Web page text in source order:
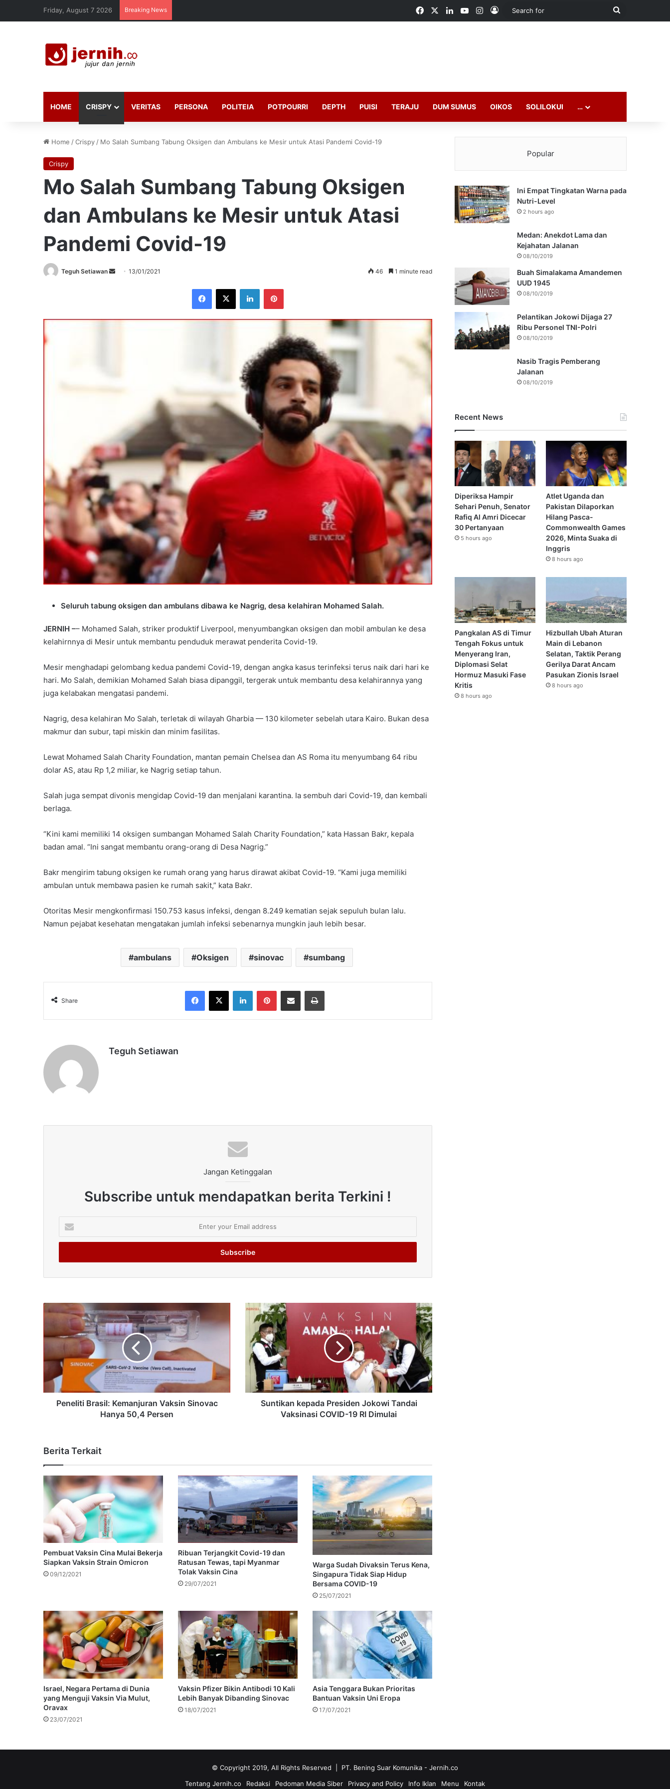
Friday, August 7 2026 Breaking News FacebookLinkedInYouTubeInstagram
Log In
Search
HOME CRISPY VERITAS PERSONA POLITEIA POTPOURRI DEPTH PUISI TERAJU DUM SUMUS OIKOS SOLILOKUI …
Home /Crispy / Mo Salah Sumbang Tabung Oksigen dan Ambulans ke Mesir untuk Atasi Pandemi Covid-19
Crispy
Mo Salah Sumbang Tabung Oksigen
dan Ambulans ke Mesir untuk Atasi
Pandemi Covid-19
Teguh Setiawan
Send13/01/2021 46 1 minute read
Facebook
X LinkedInPinterest
Seluruh tabung oksigen dan ambulans dibawa ke Nagrig, desa kelahiran Mohamed Salah.
JERNIH –– Mohamed Salah, striker produktif Liverpool, menyumbangkan oksigen dan mobil ambulan ke desa
kelahirnnya di Mesir untuk membantu penduduk merawat penderita Covid-19.
Mesir menghadapi gelombang kedua pandemi Covid-19, dengan angka kasus terinfeksi terus naik dari hari ke
hari. Mo Salah, demikian Mohamed Salah biasa dipanggil, tergerak untuk membantu desa kelahirannya yang
juga kelabakan mengatasi pandemi.
Nagrig, desa kelahiran Mo Salah, terletak di wilayah Gharbia — 130 kilometer sebelah utara Kairo. Bukan desa
makmur dan subur, tapi miskin dan minim fasilitas.
Lewat Mohamed Salah Charity Foundation, mantan pemain Chelsea dan AS Roma itu menyumbang 64 ribu
dolar AS, atau Rp 1,2 miliar, ke Nagrig setiap tahun.
Salah juga sempat divonis mengidap Covid-19 dan menjalani karantina. Ia sembuh dari Covid-19, dan kembali
berlaga.
“Kini kami memiliki 14 oksigen sumbangan Mohamed Salah Charity Foundation,” kata Hassan Bakr, kepala
badan amal. “Ini sangat membantu orang-orang di Desa Nagrig.”
Bakr mengirim tabung oksigen ke rumah orang yang harus dirawat akibat Covid-19. “Kami juga memiliki
ambulan untuk membawa pasien ke rumah sakit,” kata Bakr.
Otoritas Mesir mengkonfirmasi 150.753 kasus infeksi, dengan 8.249 kematian sejak sepuluh bulan lalu.
Namun pejabat kesehatan mengatakan jumlah infeksi sebenarnya mungkin jauh lebih besar.
ambulans Oksigen sinovac sumbang
Share
Facebook
X LinkedInPinterestShare via Email Print
Teguh Setiawan
Jangan Ketinggalan
Subscribe untuk mendapatkan berita Terkini !
your
Email
Peneliti Brasil: Kemanjuran Vaksin Sinovac
Hanya 50,4 Persen
Suntikan kepada Presiden Jokowi Tandai
Vaksinasi COVID-19 RI Dimulai
Berita Terkait
Pembuat Vaksin Cina Mulai Bekerja
Siapkan Vaksin Strain Omicron
09/12/2021
Ribuan Terjangkit Covid-19 dan
Ratusan Tewas, tapi Myanmar
Tolak Vaksin Cina
29/07/2021
Warga Sudah Divaksin Terus Kena,
Singapura Tidak Siap Hidup
Bersama COVID-19
25/07/2021
Israel, Negara Pertama di Dunia
yang Menguji Vaksin Via Mulut,
Oravax
23/07/2021
Vaksin Pfizer Bikin Antibodi 10 Kali
Lebih Banyak Dibanding Sinovac
18/07/2021
Asia Tenggara Bukan Prioritas
Bantuan Vaksin Uni Eropa
17/07/2021
Popular
Ini Empat Tingkatan Warna pada
Nutri-Level
2 hours ago
Medan: Anekdot Lama dan
Kejahatan Jalanan
08/10/2019
Buah Simalakama Amandemen
UUD 1945
08/10/2019
Pelantikan Jokowi Dijaga 27
Ribu Personel TNI-Polri
08/10/2019
Nasib Tragis Pemberang
Jalanan
08/10/2019
Recent News
Diperiksa Hampir
Sehari Penuh, Senator
Rafiq Al Amri Dicecar
30 Pertanyaan
5 hours ago
Atlet Uganda dan
Pakistan Dilaporkan
Hilang Pasca-
Commonwealth Games
2026, Minta Suaka di
Inggris
8 hours ago
Pangkalan AS di Timur
Tengah Fokus untuk
Menyerang Iran,
Diplomasi Selat
Hormuz Masuki Fase
Kritis
8 hours ago
Hizbullah Ubah Aturan
Main di Lebanon
Selatan, Taktik Perang
Gerilya Darat Ancam
Pasukan Zionis Israel
8 hours ago
© Copyright 2019, All Rights Reserved | PT. Bening Suar Komunika - Jernih.co
Tentang Jernih.co
Redaksi Pedoman Media Siber Privacy and Policy Info Iklan Menu Kontak